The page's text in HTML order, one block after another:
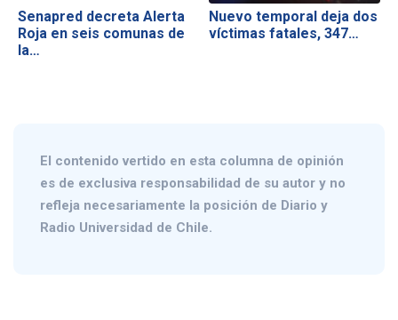
Senapred decreta Alerta
Roja en seis comunas de
la…
Nuevo temporal deja dos
víctimas fatales, 347…
El contenido vertido en esta columna de opinión
es de exclusiva responsabilidad de su autor y no
refleja necesariamente la posición de Diario y
Radio Universidad de Chile.